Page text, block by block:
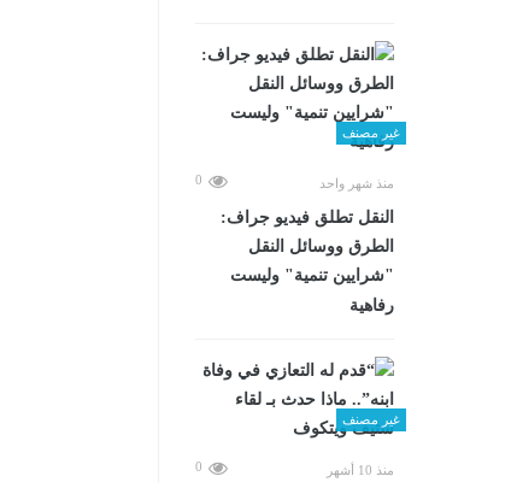
غير مصنف
منذ شهر واحد 0
​النقل تطلق فيديو جراف:
الطرق ووسائل النقل
"شرايين تنمية" وليست
رفاهية
غير مصنف
منذ 10 أشهر 0